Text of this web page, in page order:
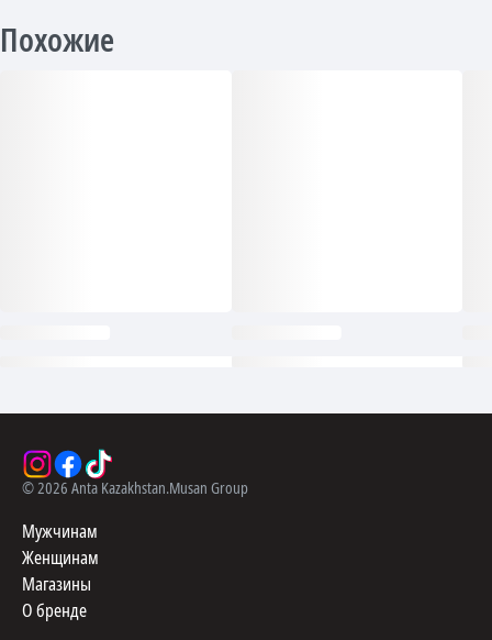
Похожие
©2026 Anta Kazakhstan.Musan Group
Мужчинам
Женщинам
Магазины
О бренде